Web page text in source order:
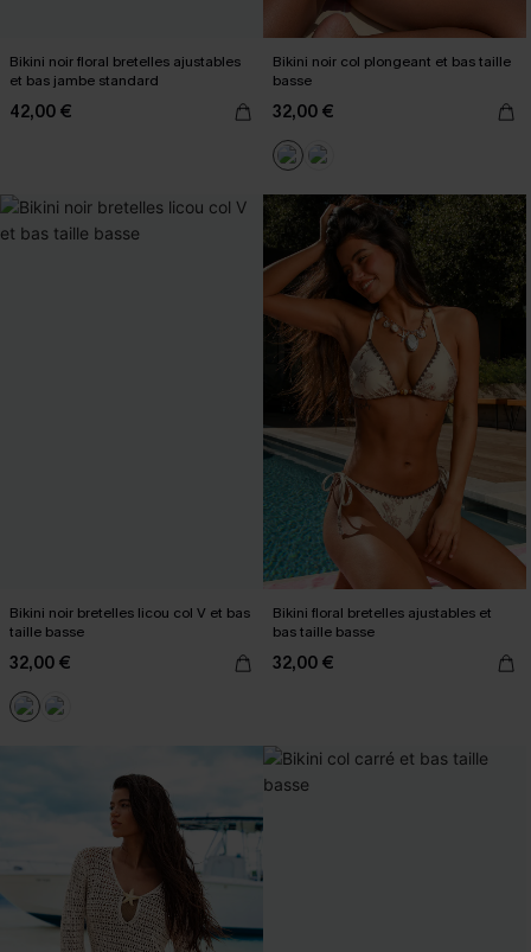
Bikini noir floral bretelles ajustables
et bas jambe standard
42,00 €
Bikini noir col plongeant et bas taille
basse
32,00 €
Bikini noir bretelles licou col V et bas
taille basse
32,00 €
Bikini floral bretelles ajustables et
bas taille basse
32,00 €